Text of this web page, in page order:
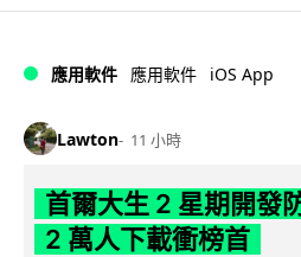
應用軟件 應用軟件 iOS App
Lawton 11 小時
首爾大生 2 星期開發
2 萬人下載衝榜首